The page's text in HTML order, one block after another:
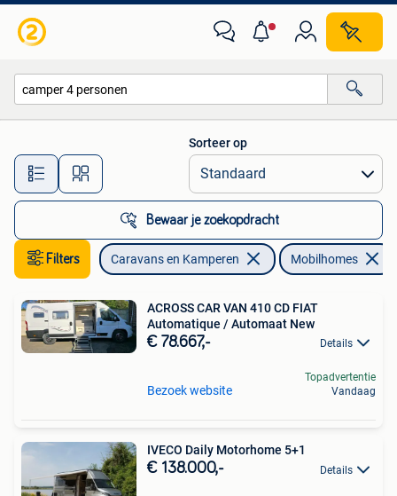
Alle afstanden…
Sorteer op
Bewaar je zoekopdracht
Filters Caravans en Kamperen Mobilhomes
ACROSS CAR VAN 410 CD FIAT
Automatique / Automaat New
€ 78.667,- Details
Bezoek website
Topadvertentie
Vandaag
IVECO Daily Motorhome 5+1
€ 138.000,- Details